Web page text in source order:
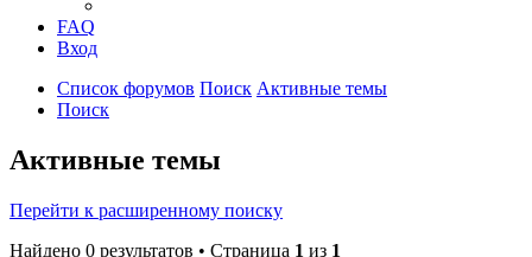
FAQ
Вход
Список форумов Поиск Активные темы
Поиск
Активные темы
Перейти к расширенному поиску
Найдено 0 результатов • Страница 1 из 1